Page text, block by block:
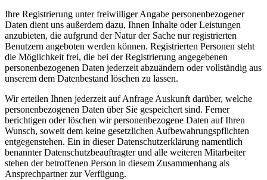
Ihre Registrierung unter freiwilliger Angabe personenbezogener
Daten dient uns außerdem dazu, Ihnen Inhalte oder Leistungen
anzubieten, die aufgrund der Natur der Sache nur registrierten
Benutzern angeboten werden können. Registrierten Personen steht
die Möglichkeit frei, die bei der Registrierung angegebenen
personenbezogenen Daten jederzeit abzuändern oder vollständig aus
unserem dem Datenbestand löschen zu lassen.
Wir erteilen Ihnen jederzeit auf Anfrage Auskunft darüber, welche
personenbezogenen Daten über Sie gespeichert sind. Ferner
berichtigen oder löschen wir personenbezogene Daten auf Ihren
Wunsch, soweit dem keine gesetzlichen Aufbewahrungspflichten
entgegenstehen. Ein in dieser Datenschutzerklärung namentlich
benannter Datenschutzbeauftragter und alle weiteren Mitarbeiter
stehen der betroffenen Person in diesem Zusammenhang als
Ansprechpartner zur Verfügung.